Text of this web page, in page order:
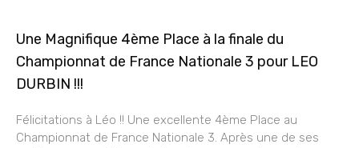
Une Magnifique 4ème Place à la finale du
Championnat de France Nationale 3 pour LEO
DURBIN !!!
Félicitations à Léo !! Une excellente 4ème Place au
Championnat de France Nationale 3. Après une de ses